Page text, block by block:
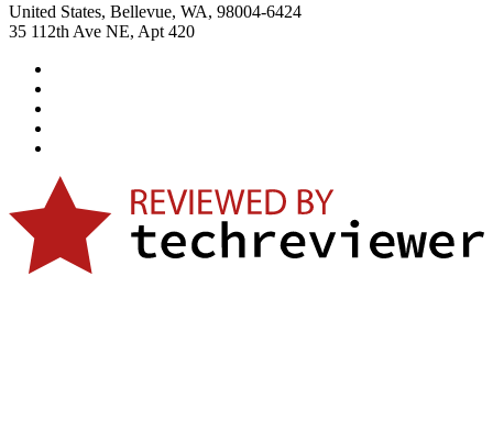
United States, Bellevue, WA, 98004-6424
35 112th Ave NE, Apt 420